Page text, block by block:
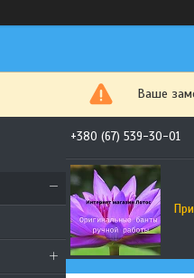
Ваше
+380 (67) 539-30-01